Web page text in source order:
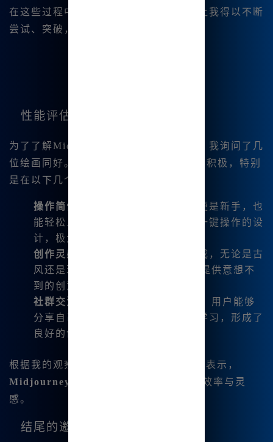
在这些过程中，Midjourney的强大功能让我得以不断
尝试、突破，创作出更加唯美的作品。
性能评估与市场反馈
为了了解Midjourney在国内的用户反馈，我询问了几
位绘画同好。他们对这款工具的看法同样积极，特别
是在以下几个方面：
操作简便性
：大多数用户表示，即便是新手，也
能轻松上手，因为支持中文输入和一键操作的设
计，极大地降低了使用门槛。
创作灵感激发
：通过不同风格的生成，无论是古
风还是现代艺术，Midjourney都能提供意想不
到的创意灵感。
社群交流
：通过Midjourney的平台，用户能够
分享自己的作品、获得他人反馈和学习，形成了
良好的创作氛围。
根据我的观察和统计，大约有70%的用户表示，
Midjourney中文绘画
提升了他们的创作效率与灵
感。
结尾的邀请